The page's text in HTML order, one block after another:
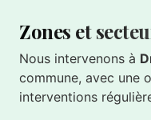
Zones et
Nous intervenons à
commune, avec une
interventions